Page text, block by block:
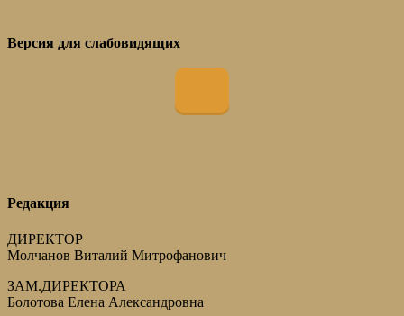
Версия для слабовидящих
Редакция
ДИРЕКТОР
Молчанов Виталий Митрофанович
ЗАМ.ДИРЕКТОРА
Болотова Елена Александровна